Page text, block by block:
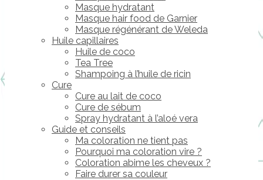
Masque hydratant
Masque hair food de Garnier
Masque régénérant de Weleda
Huile capillaires
Huile de coco
Tea Tree
Shampoing à l’huile de ricin
Cure
Cure au lait de coco
Cure de sébum
Spray hydratant à l’aloé vera
Guide et conseils
Ma coloration ne tient pas
Pourquoi ma coloration vire ?
Coloration abime les cheveux ?
Faire durer sa couleur